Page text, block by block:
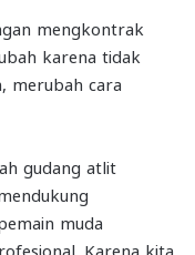
mengkontrak
karena tidak
merubah cara
gudang atlit
muda
Karena kita